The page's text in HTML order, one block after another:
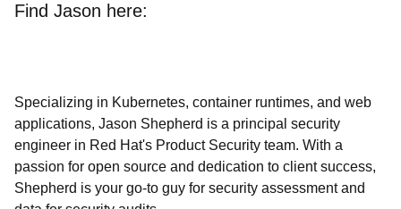
Find Jason here:
Specializing in Kubernetes, container runtimes, and web
applications, Jason Shepherd is a principal security
engineer in Red Hat's Product Security team. With a
passion for open source and dedication to client success,
Shepherd is your go-to guy for security assessment and